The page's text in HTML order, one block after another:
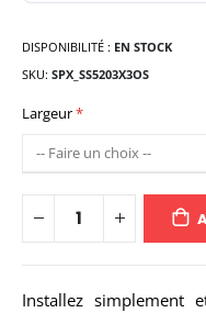
DISPONIBILITÉ : EN STOCK
SKU SPX_SS5203X3OS
Largeur
Installez simplement